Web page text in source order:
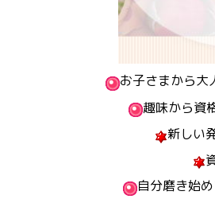
お子さまから大
趣味から資
新しい
自分磨き始